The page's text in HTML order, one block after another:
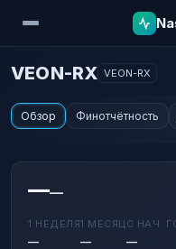
VEON-RX VEON-RX
Обзор Финотчётность
——
1 НЕДЕЛЯ
—
1 МЕСЯЦ
—
С НАЧ.
—